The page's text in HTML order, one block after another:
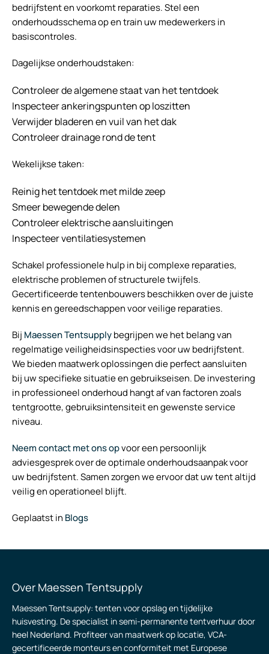
bedrijfstent en voorkomt reparaties. Stel een
onderhoudsschema op en train uw medewerkers in
basiscontroles.
Dagelijkse onderhoudstaken:
Controleer de algemene staat van het tentdoek
Inspecteer ankeringspunten op loszitten
Verwijder bladeren en vuil van het dak
Controleer drainage rond de tent
Wekelijkse taken:
Reinig het tentdoek met milde zeep
Smeer bewegende delen
Controleer elektrische aansluitingen
Inspecteer ventilatiesystemen
Schakel professionele hulp in bij complexe reparaties,
elektrische problemen of structurele twijfels.
Gecertificeerde tentenbouwers beschikken over de juiste
kennis en gereedschappen voor veilige reparaties.
Bij Maessen Tentsupplybegrijpen we het belang van
regelmatige veiligheidsinspecties voor uw bedrijfstent.
We bieden maatwerk oplossingen die perfect aansluiten
bij uw specifieke situatie en gebruikseisen. De investering
in professioneel onderhoud hangt af van factoren zoals
tentgrootte, gebruiksintensiteit en gewenste service
niveau.
Neem contact met ons opvoor een persoonlijk
adviesgesprek over de optimale onderhoudsaanpak voor
uw bedrijfstent. Samen zorgen we ervoor dat uw tent altijd
veilig en operationeel blijft.
Geplaatst in Blogs
Over Maessen Tentsupply
Maessen Tentsupply: tenten voor opslag en tijdelijke
huisvesting. De specialist in semi-permanente tentverhuur door
heel Nederland. Profiteer van maatwerk op locatie, VCA-
gecertificeerde monteurs en conformiteit met Europese